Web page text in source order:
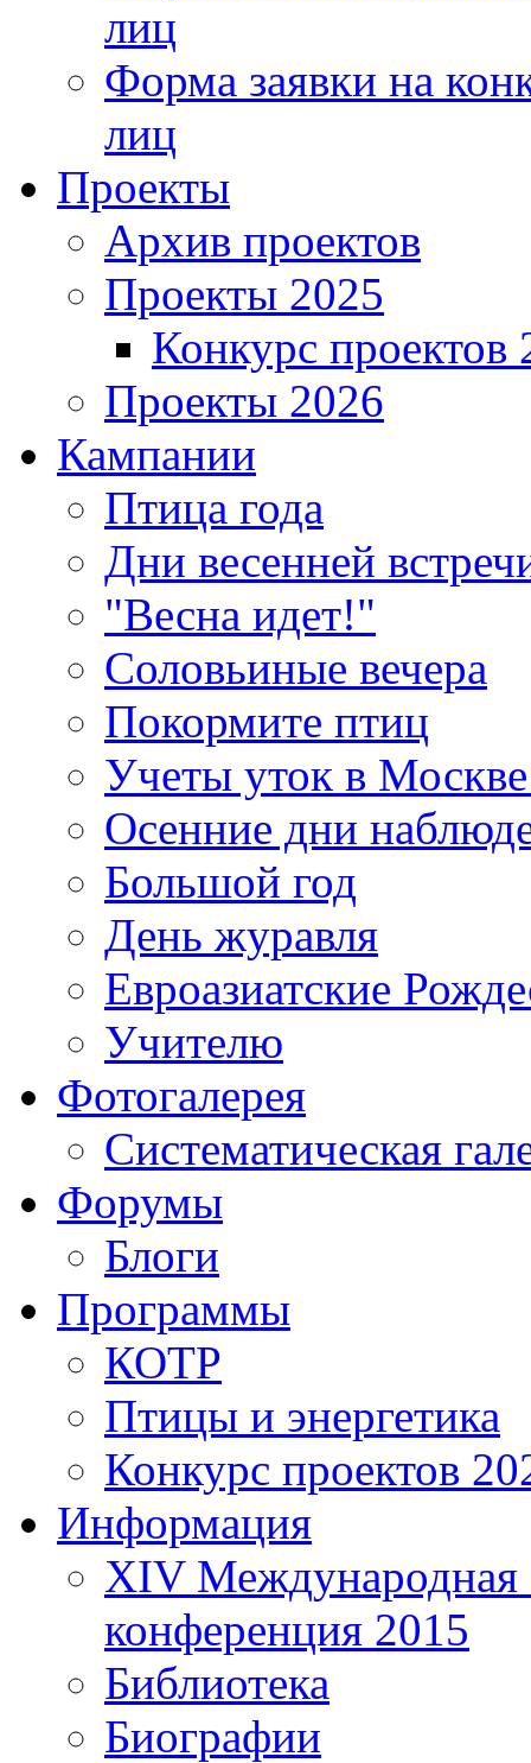
лиц
Форма заявки на
лиц
Проекты
Архив проектов
Проекты 2025
Конкурс проектов
Проекты 2026
Кампании
Птица года
Дни весенней
"Весна идет!"
Соловьиные вечера
Покормите птиц
Учеты уток в
Осенние дни
Большой год
День журавля
Евроазиатские
Учителю
Фотогалерея
Систематическая
Форумы
Блоги
Программы
КОТР
Птицы и энергетика
Конкурс проектов
Информация
XIV Международная
конференция 2015
Библиотека
Биографии